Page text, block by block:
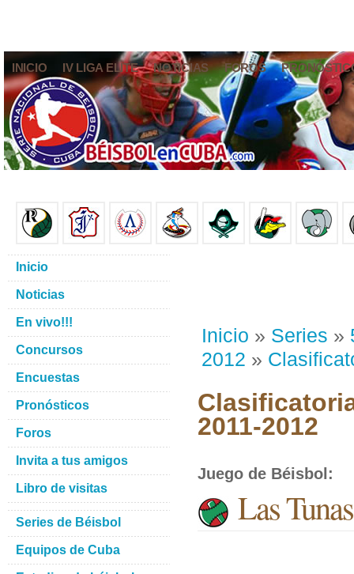
INICIO IV LIGA ELITE NOTICIAS FOROS
Inicio » Series »
2012 »
2011-2012
Juego de Béisbol :
Las
Inicio
Noticias
En vivo!!!
Concursos
Encuestas
Pronósticos
Foros
Invita a tus amigos
Libro de visitas
Series de Béisbol
Equipos de Cuba